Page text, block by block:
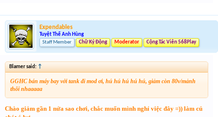
Expendables
Tuyệt Thế Anh Hùng
Staff Member
Chữ Ký Động Moderator Cộng Tác Viên 568Play
Blamer said: ↑
GGHC bán máy bay với tank đi mod ơi, hú hú hú hú hú, giảm còn 80v/mảnh
thôi nhaaaaa
Chào giảm gần 1 nửa sao chơi, chắc muốn mình nghỉ việc đây =)) làm cú